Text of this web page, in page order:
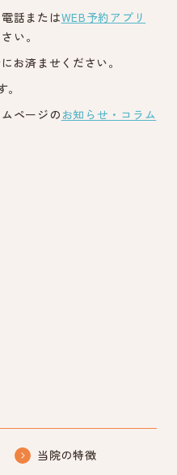
話またはWEB予約アプリ
い。
お済ませください。
ページの お知らせ・コラム
当院の特徴